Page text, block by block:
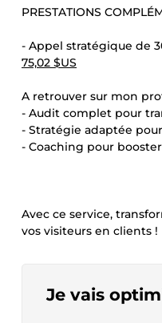
PRESTATIONS
- Appel stratégique de
75,02 $US
A retrouver sur mon
- Audit complet pour
- Stratégie adaptée
- Coaching pour
Avec ce service,
vos visiteurs en clients !
Je vais